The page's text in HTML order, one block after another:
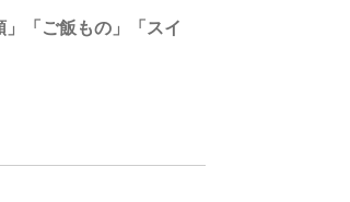
「ご飯もの」「スイ